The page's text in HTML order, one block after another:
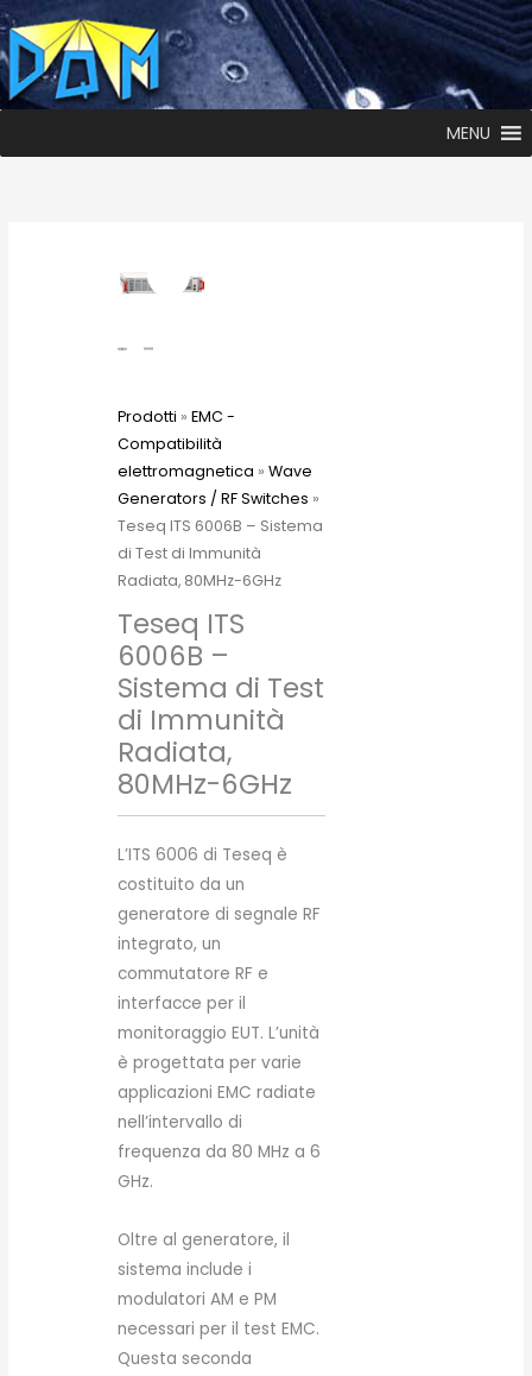
MENU
Prodotti » EMC -
Compatibilità
elettromagnetica » Wave
Generators / RF Switches »
Teseq ITS 6006B – Sistema
di Test di Immunità
Radiata, 80MHz-6GHz
Teseq ITS
6006B –
Sistema di Test
di Immunità
Radiata,
80MHz-6GHz
L’ITS 6006 di Teseq è
costituito da un
generatore di segnale RF
integrato, un
commutatore RF e
interfacce per il
monitoraggio EUT. L’unità
è progettata per varie
applicazioni EMC radiate
nell’intervallo di
frequenza da 80 MHz a 6
GHz.
Oltre al generatore, il
sistema include i
modulatori AM e PM
necessari per il test EMC.
Questa seconda